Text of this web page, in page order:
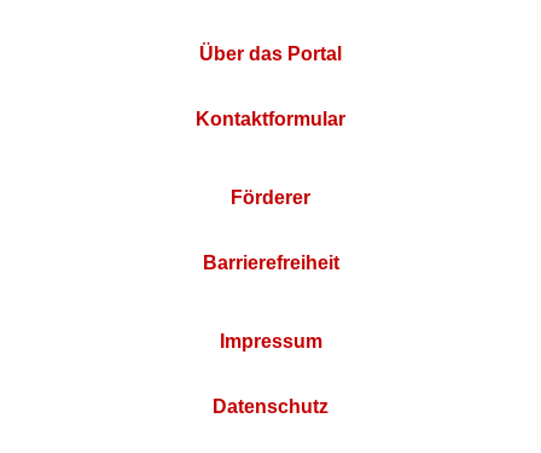
Über das Portal
Kontaktformular
Förderer
Barrierefreiheit
Impressum
Datenschutz